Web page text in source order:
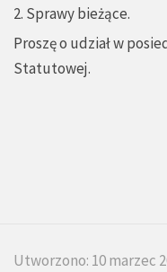
2. Sprawy bieżące.
Proszę o udział w
Statutowej.
Utworzono: 10 marzec